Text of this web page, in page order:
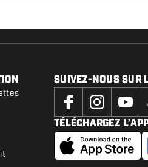
SUIVEZ-NOUS SUR
TÉLÉCHARGEZ